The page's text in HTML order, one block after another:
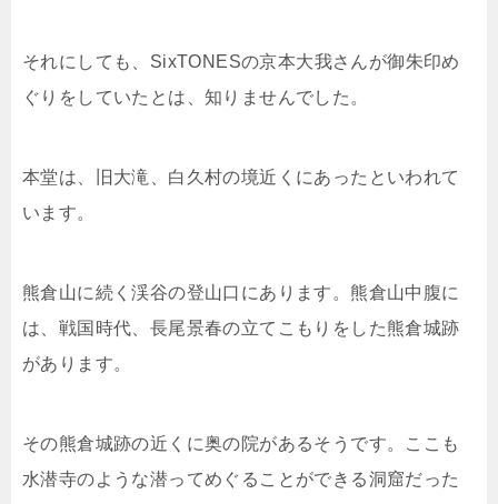
それにしても、SixTONESの京本大我さんが御朱印め
ぐりをしていたとは、知りませんでした。
本堂は、旧大滝、白久村の境近くにあったといわれて
います。
熊倉山に続く渓谷の登山口にあります。熊倉山中腹に
は、戦国時代、長尾景春の立てこもりをした熊倉城跡
があります。
その熊倉城跡の近くに奥の院があるそうです。ここも
水潜寺のような潜ってめぐることができる洞窟だった